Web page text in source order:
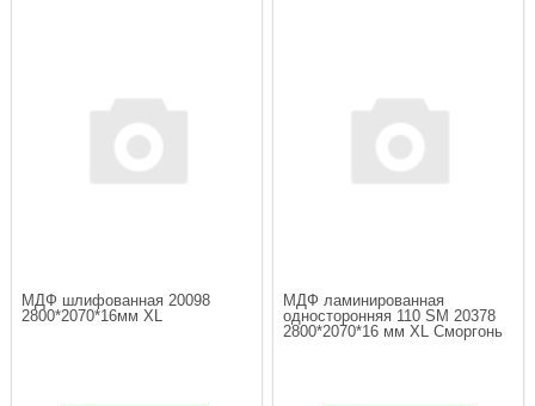
МДФ шлифованная 20098
2800*2070*16мм XL
МДФ ламинированная
односторонняя 110 SM 20378
2800*2070*16 мм XL Сморгонь